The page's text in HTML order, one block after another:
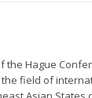
the Hague
field of